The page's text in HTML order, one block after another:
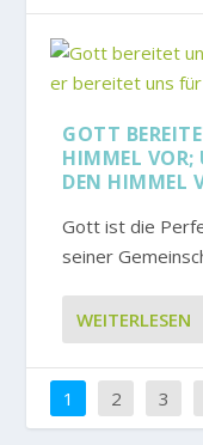
GOTT
HIMMEL VOR;
DEN HIMMEL
Gott ist die
seiner
WEITERLESEN
1 2 3